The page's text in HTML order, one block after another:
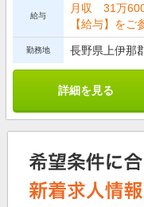
給与
月収 31万
【給与】をご
勤務地 長野県上伊那
詳細を見る